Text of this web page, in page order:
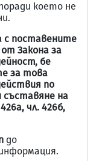
което не
с поставените
от Закона за
, бе
за това
по
съставяне на
чл. 426б,
до